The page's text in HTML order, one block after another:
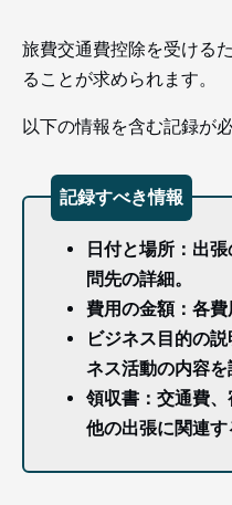
旅費交通費控除を受ける
ることが求められます。
以下の情報を含む記録が必
記録すべき情報
日付と場所：出
問先の詳細。
費用の金額：各費
ビジネス目的の
ネス活動の内容を
領収書：交通費
他の出張に関連す